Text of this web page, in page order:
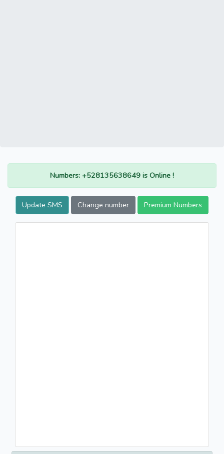
Numbers: +528135638649 is Online !
Update SMS Change number Premium Numbers